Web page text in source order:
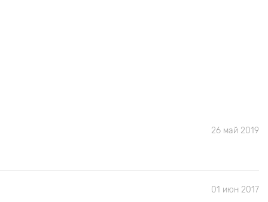
26 май 2019
01 июн 2017